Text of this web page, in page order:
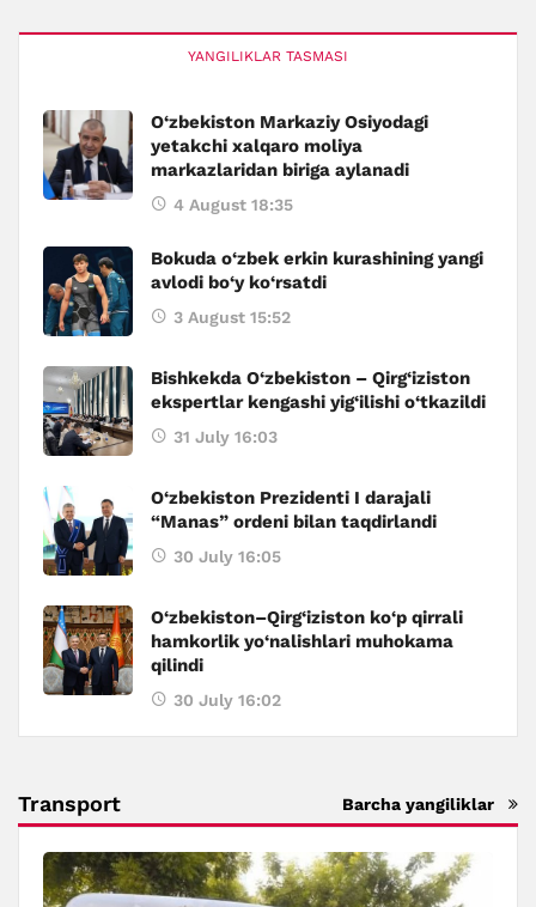
YANGILIKLAR TASMASI
O‘zbekiston Markaziy Osiyodagi
yetakchi xalqaro moliya
markazlaridan biriga aylanadi
4 August 18:35
Bokuda o‘zbek erkin kurashining yangi
avlodi bo‘y ko‘rsatdi
3 August 15:52
Bishkekda O‘zbekiston – Qirg‘iziston
ekspertlar kengashi yig‘ilishi o‘tkazildi
31 July 16:03
O‘zbekiston Prezidenti I darajali
“Manas” ordeni bilan taqdirlandi
30 July 16:05
O‘zbekiston–Qirg‘iziston ko‘p qirrali
hamkorlik yo‘nalishlari muhokama
qilindi
30 July 16:02
Transport Barcha yangiliklar